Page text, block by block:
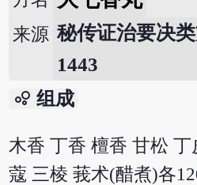
来源 秘传证治要决
1443
bubble_chart 组成
木香 丁香 檀香 甘松
蔻 三棱 莪术(醋煮)各